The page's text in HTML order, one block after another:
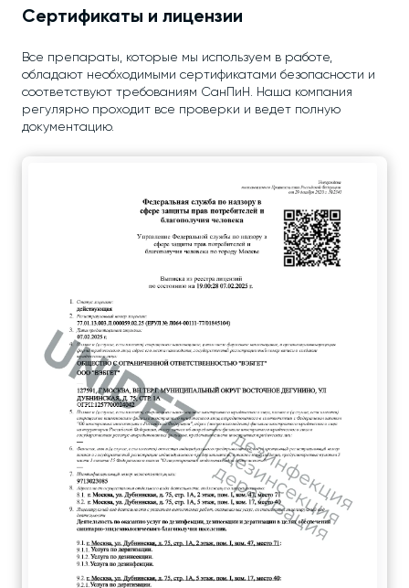
Сертификаты и лицензии
Все препараты, которые мы используем в работе,
обладают необходимыми сертификатами безопасности и
соответствуют требованиям СанПиН. Наша компания
регулярно проходит все проверки и ведет полную
документацию.